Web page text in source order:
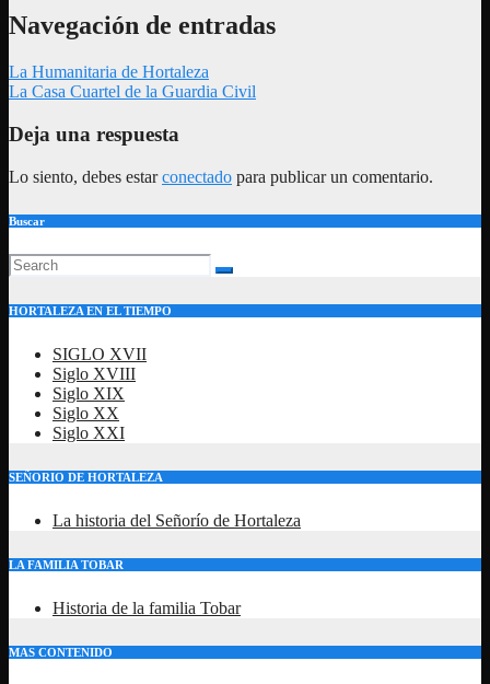
Navegación de entradas
La Humanitaria de Hortaleza
La Casa Cuartel de la Guardia Civil
Deja una respuesta
Lo siento, debes estarconectado para publicar un comentario.
Buscar
HORTALEZA EN EL TIEMPO
SIGLO XVII
Siglo XVIII
Siglo XIX
Siglo XX
Siglo XXI
SEÑORIO DE HORTALEZA
La historia del Señorío de Hortaleza
LA FAMILIA TOBAR
Historia de la familia Tobar
MAS CONTENIDO